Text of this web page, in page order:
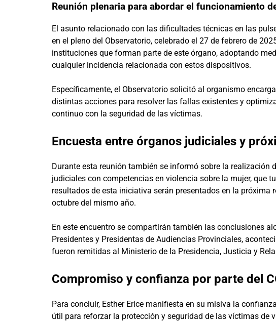
Reunión plenaria para abordar el funcionamiento
El asunto relacionado con las dificultades técnicas en las
en el pleno del Observatorio, celebrado el 27 de febrero de
instituciones que forman parte de este órgano, adoptando
cualquier incidencia relacionada con estos dispositivos.
Específicamente, el Observatorio solicitó al organismo
distintas acciones para resolver las fallas existentes y
continuo con la seguridad de las víctimas.
Encuesta entre órganos judiciales y
Durante esta reunión también se informó sobre la
judiciales con competencias en violencia sobre la mujer, que
resultados de esta iniciativa serán presentados en la próxima
octubre del mismo año.
En este encuentro se compartirán también las conclusiones
Presidentes y Presidentas de Audiencias Provinciales,
fueron remitidas al Ministerio de la Presidencia, Justicia y
Compromiso y confianza por parte del
Para concluir, Esther Erice manifiesta en su misiva la
útil para reforzar la protección y seguridad de las víctimas de